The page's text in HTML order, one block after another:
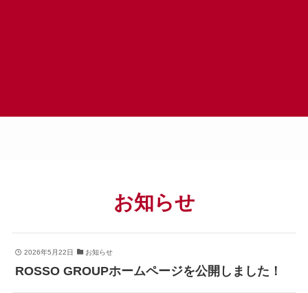
お知らせ
2026年5月22日 お知らせ
ROSSO GROUPホームページを公開しました！